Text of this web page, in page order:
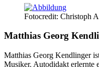
Fotocredit: Christoph
Matthias Georg
Matthias Georg Kendlinger
Musiker. Autodidakt erlernte